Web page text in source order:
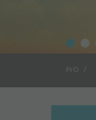
PrO /